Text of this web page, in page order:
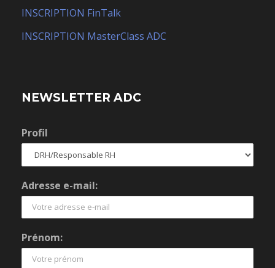
INSCRIPTION FinTalk
INSCRIPTION MasterClass ADC
NEWSLETTER ADC
Profil
Adresse e-mail:
Prénom: